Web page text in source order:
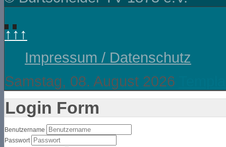
↑↑↑
Impressum / Datenschutz
Samstag, 08. August 2026
Login Form
Benutzername
Passwort